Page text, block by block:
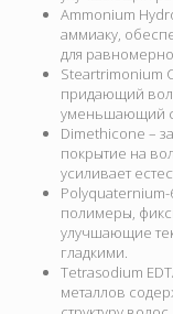
Ammonium
аммиаку,
для
Steartrimonium
придающий
уменьшающий
Dimethicone –
покрытие на
усиливает
полимеры,
улучшающие
гладкими.
Tetrasodium
металлов